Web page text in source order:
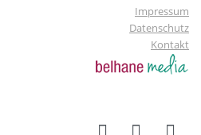
Impressum
Datenschutz
Kontakt